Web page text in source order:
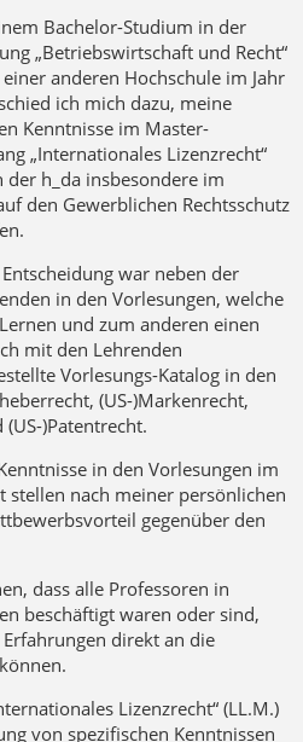
Bachelor-Studium in der
„Betriebswirtschaft und Recht“
einer anderen Hochschule im Jahr
ich mich dazu, meine
Kenntnisse im Master-
„Internationales Lizenzrecht“
der h_da insbesondere im
den Gewerblichen Rechtsschutz
war neben der
in den Vorlesungen, welche
und zum anderen einen
mit den Lehrenden
Vorlesungs-Katalog in den
(US-)Markenrecht,
)Patentrecht.
in den Vorlesungen im
stellen nach meiner persönlichen
gegenüber den
dass alle Professoren in
beschäftigt waren oder sind,
direkt an die
Lizenzrecht“ (LL.M.)
von spezifischen Kenntnissen